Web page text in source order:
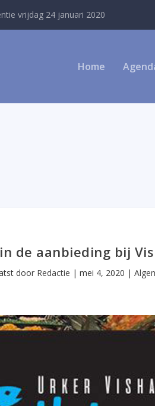
vrijdag 24 januari 2020
Home
de aanbieding bij
door Redactie | mei 4, 2020 |